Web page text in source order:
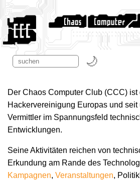
Der Chaos Computer Club (CCC) ist
Hackervereinigung Europas und
Vermittler im Spannungsfeld
Entwicklungen.
Seine Aktivitäten reichen von
Erkundung am Rande des
Kampagnen, Veranstaltungen,